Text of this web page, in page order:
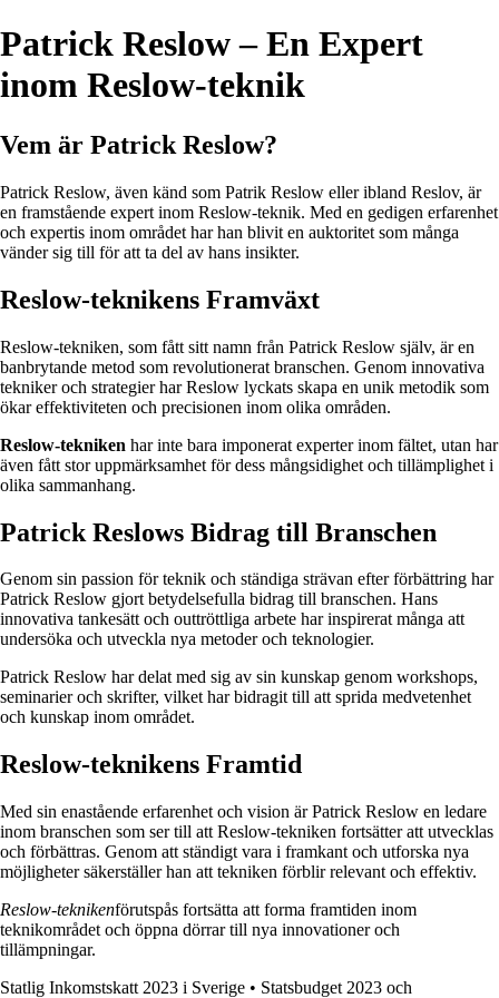
Patrick Reslow – En Expert
inom Reslow-teknik
Vem är Patrick Reslow?
Patrick Reslow, även känd som Patrik Reslow eller ibland Reslov, är
en framstående expert inom Reslow-teknik. Med en gedigen erfarenhet
och expertis inom området har han blivit en auktoritet som många
vänder sig till för att ta del av hans insikter.
Reslow-teknikens Framväxt
Reslow-tekniken, som fått sitt namn från Patrick Reslow själv, är en
banbrytande metod som revolutionerat branschen. Genom innovativa
tekniker och strategier har Reslow lyckats skapa en unik metodik som
ökar effektiviteten och precisionen inom olika områden.
Reslow-tekniken har inte bara imponerat experter inom fältet, utan har
även fått stor uppmärksamhet för dess mångsidighet och tillämplighet i
olika sammanhang.
Patrick Reslows Bidrag till Branschen
Genom sin passion för teknik och ständiga strävan efter förbättring har
Patrick Reslow gjort betydelsefulla bidrag till branschen. Hans
innovativa tankesätt och outtröttliga arbete har inspirerat många att
undersöka och utveckla nya metoder och teknologier.
Patrick Reslow har delat med sig av sin kunskap genom workshops,
seminarier och skrifter, vilket har bidragit till att sprida medvetenhet
och kunskap inom området.
Reslow-teknikens Framtid
Med sin enastående erfarenhet och vision är Patrick Reslow en ledare
inom branschen som ser till att Reslow-tekniken fortsätter att utvecklas
och förbättras. Genom att ständigt vara i framkant och utforska nya
möjligheter säkerställer han att tekniken förblir relevant och effektiv.
Reslow-teknikenförutspås fortsätta att forma framtiden inom
teknikområdet och öppna dörrar till nya innovationer och
tillämpningar.
Statlig Inkomstskatt 2023 i Sverige • Statsbudget 2023 och